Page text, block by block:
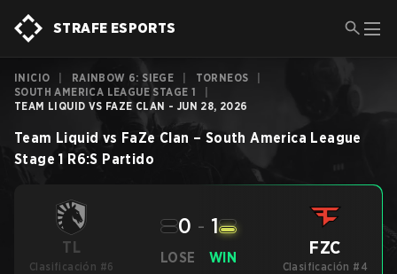
STRAFE ESPORTS
INICIO RAINBOW 6: SIEGE TORNEOS
SOUTH AMERICA LEAGUE STAGE 1
TEAM LIQUID VS FAZE CLAN - JUN 28, 2026
Team Liquid vs FaZe Clan – South America League
Stage 1 R6:S Partido
TL
Clasificación #6
LOSE
0 - 1
WIN FZC
Clasificación #4